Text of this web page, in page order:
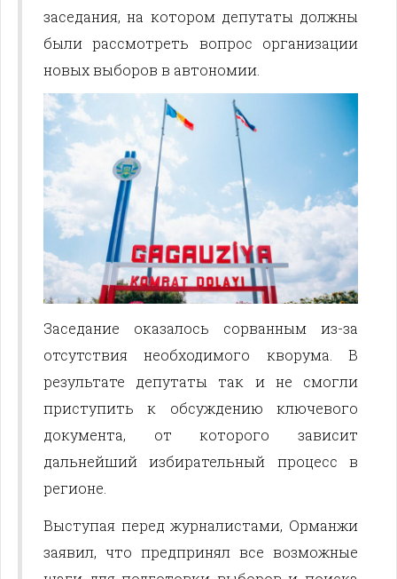
заседания, на котором депутаты должны
были рассмотреть вопрос организации
новых выборов в автономии.
Заседание оказалось сорванным из-за
отсутствия необходимого кворума. В
результате депутаты так и не смогли
приступить к обсуждению ключевого
документа, от которого зависит
дальнейший избирательный процесс в
регионе.
Выступая перед журналистами, Орманжи
заявил, что предпринял все возможные